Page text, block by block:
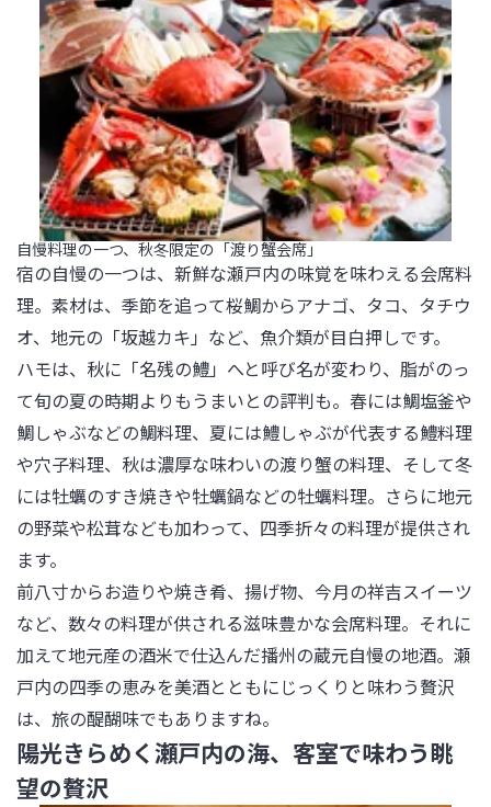
自慢料理の一つ、秋冬限定の「渡り蟹会席」
宿の自慢の一つは、新鮮な瀬戸内の味覚を味わえる会席料
理。素材は、季節を追って桜鯛からアナゴ、タコ、タチウ
オ、地元の「坂越カキ」など、魚介類が目白押しです。
ハモは、秋に「名残の鱧」へと呼び名が変わり、脂がのっ
て旬の夏の時期よりもうまいとの評判も。春には鯛塩釜や
鯛しゃぶなどの鯛料理、夏には鱧しゃぶが代表する鱧料理
や穴子料理、秋は濃厚な味わいの渡り蟹の料理、そして冬
には牡蠣のすき焼きや牡蠣鍋などの牡蠣料理。さらに地元
の野菜や松茸なども加わって、四季折々の料理が提供され
ます。
前八寸からお造りや焼き肴、揚げ物、今月の祥吉スイーツ
など、数々の料理が供される滋味豊かな会席料理。それに
加えて地元産の酒米で仕込んだ播州の蔵元自慢の地酒。瀬
戸内の四季の恵みを美酒とともにじっくりと味わう贅沢
は、旅の醍醐味でもありますね。
陽光きらめく瀬戸内の海、客室で味わう眺
望の贅沢